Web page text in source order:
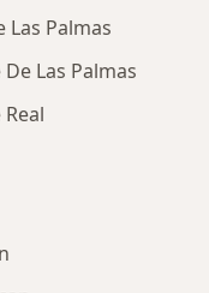
Las Palmas
Las Palmas